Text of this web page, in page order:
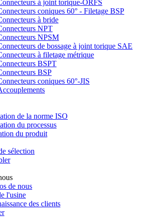
à joint torique-ORFS
coniques 60° - Filetage BSP
à bride
NPT
NPSM
de bossage à joint torique SAE
à filetage métrique
BSPT
BSP
coniques 60°-JIS
de la norme ISO
du processus
du produit
sélection
de nous
l'usine
des clients